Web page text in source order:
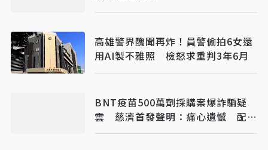
高雄警界醜聞再炸！員警偷拍6女還
用AI製不雅照 檢怒求重判3年6月
BNT疫苗500萬劑採購案爆詐騙疑
雲 慈濟首發聲明：痛心遺憾 配合
司法將追究權益